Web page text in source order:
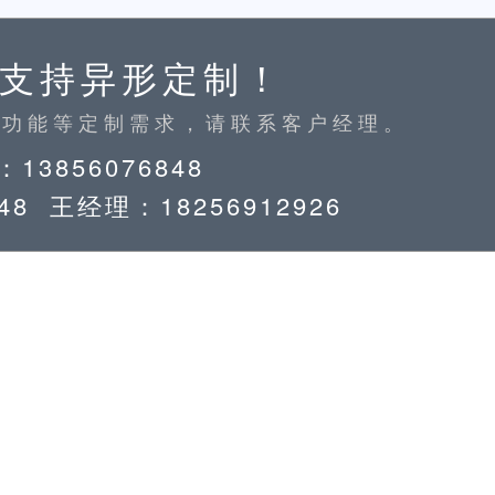
持异形定制！
能等定制需求，请联系客户经理。
13856076848
王经理：18256912926